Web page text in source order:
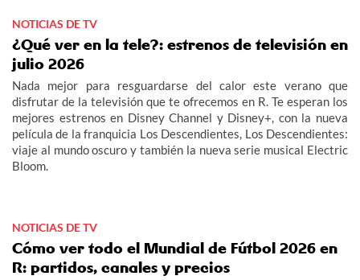
NOTICIAS DE TV
¿Qué ver en la tele?: estrenos de televisión en
julio 2026
Nada mejor para resguardarse del calor este verano que
disfrutar de la televisión que te ofrecemos en R. Te esperan los
mejores estrenos en Disney Channel y Disney+, con la nueva
película de la franquicia Los Descendientes, Los Descendientes:
viaje al mundo oscuro y también la nueva serie musical Electric
Bloom.
NOTICIAS DE TV
Cómo ver todo el Mundial de Fútbol 2026 en
R: partidos, canales y precios